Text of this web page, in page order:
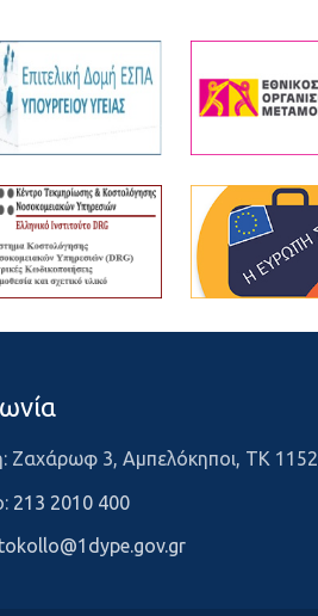
Ζαχάρωφ 3, Αμπελόκηποι, ΤΚ
213 2010 400